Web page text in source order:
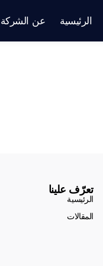
الرئيسية عن الشركة
تعرّف علينا
الرئيسية
المقالات